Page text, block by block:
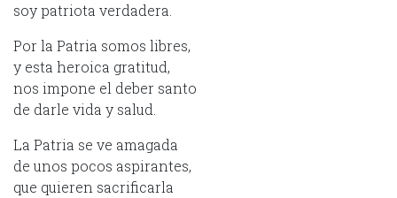
soy patriota verdadera.
Por la Patria somos libres,
y esta heroica gratitud,
nos impone el deber santo
de darle vida y salud.
La Patria se ve amagada
de unos pocos aspirantes,
que quieren sacrificarla